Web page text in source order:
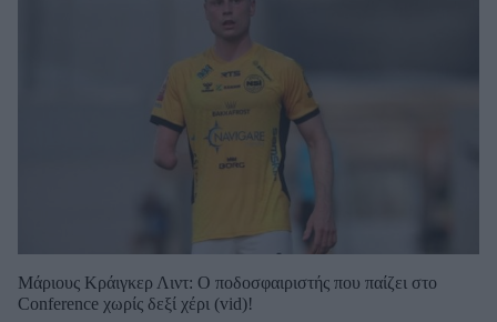
Μάριους Κράιγκερ Λιντ: Ο ποδοσφαιριστής που παίζει στο
Conference χωρίς δεξί χέρι (vid)!